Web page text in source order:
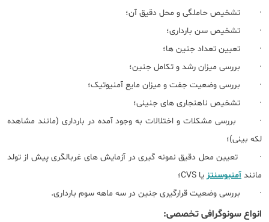
· تشخیص حاملگی و محل دقیق آن؛
· تشخیص سن بارداری؛
· تعیین تعداد جنین ها؛
· بررسی میزان رشد و تکامل جنین؛
· بررسی وضعیت جفت و میزان مایع آمنیوتیک؛
· تشخیص ناهنجاری های جنینی؛
· بررسی مشکلات و اختلالات به وجود آمده در بارداری (مانند مشاهده
لکه بینی)؛
· تعیین محل دقیق نمونه گیری در آزمایش های غربالگری پیش از تولد
مانند آمنیوسنتز یا CVS؛
· بررسی وضعیت قرارگیری جنین در سه ماهه سوم بارداری.
انواع سونوگرافی تخصصی: